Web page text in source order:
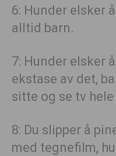
6: Hunder elsker
alltid barn.
7: Hunder elsker
ekstase av det,
sitte og se tv
8: Du slipper å
med tegnefilm,